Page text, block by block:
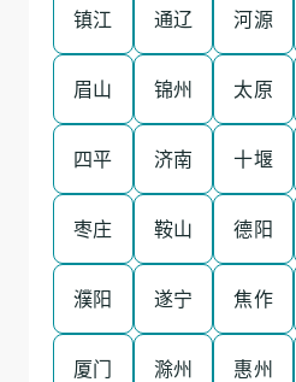
镇江 通辽 河源
眉山 锦州 太原
四平 济南 十堰
枣庄 鞍山 德阳
濮阳 遂宁 焦作
厦门 滁州 惠州